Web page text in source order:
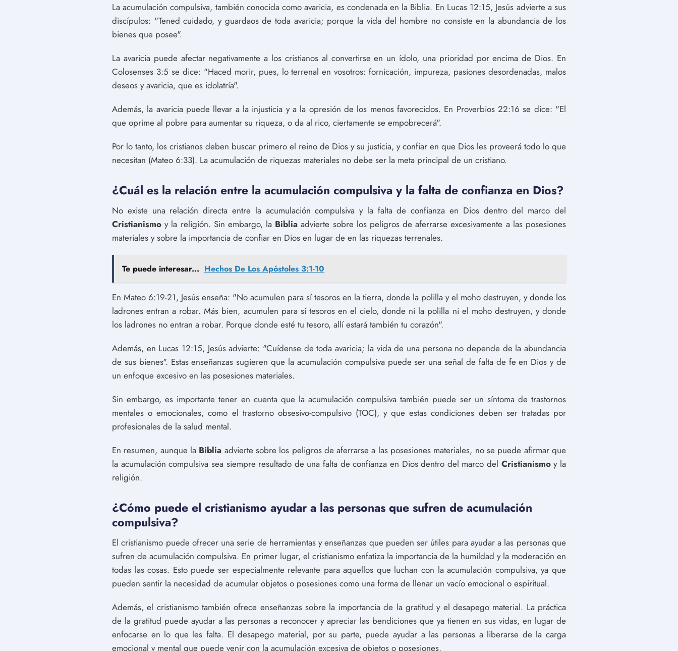
La acumulación compulsiva, también conocida como avaricia, es condenada en la Biblia. En Lucas 12:15, Jesús advierte a sus
discípulos: "Tened cuidado, y guardaos de toda avaricia; porque la vida del hombre no consiste en la abundancia de los
bienes que posee".
La avaricia puede afectar negativamente a los cristianos al convertirse en un ídolo, una prioridad por encima de Dios. En
Colosenses 3:5 se dice: "Haced morir, pues, lo terrenal en vosotros: fornicación, impureza, pasiones desordenadas, malos
deseos y avaricia, que es idolatría".
Además, la avaricia puede llevar a la injusticia y a la opresión de los menos favorecidos. En Proverbios 22:16 se dice: "El
que oprime al pobre para aumentar su riqueza, o da al rico, ciertamente se empobrecerá".
Por lo tanto, los cristianos deben buscar primero el reino de Dios y su justicia, y confiar en que Dios les proveerá todo lo que
necesitan (Mateo 6:33). La acumulación de riquezas materiales no debe ser la meta principal de un cristiano.
¿Cuál es la relación entre la acumulación compulsiva y la falta de confianza en Dios?
No existe una relación directa entre la acumulación compulsiva y la falta de confianza en Dios dentro del marco del
Cristianismo y la religión. Sin embargo, la Biblia advierte sobre los peligros de aferrarse excesivamente a las posesiones
materiales y sobre la importancia de confiar en Dios en lugar de en las riquezas terrenales.
Te puede interesar... Hechos De Los Apóstoles 3:1-10
En Mateo 6:19-21, Jesús enseña: "No acumulen para sí tesoros en la tierra, donde la polilla y el moho destruyen, y donde los
ladrones entran a robar. Más bien, acumulen para sí tesoros en el cielo, donde ni la polilla ni el moho destruyen, y donde
los ladrones no entran a robar. Porque donde esté tu tesoro, allí estará también tu corazón".
Además, en Lucas 12:15, Jesús advierte: "Cuídense de toda avaricia; la vida de una persona no depende de la abundancia
de sus bienes". Estas enseñanzas sugieren que la acumulación compulsiva puede ser una señal de falta de fe en Dios y de
un enfoque excesivo en las posesiones materiales.
Sin embargo, es importante tener en cuenta que la acumulación compulsiva también puede ser un síntoma de trastornos
mentales o emocionales, como el trastorno obsesivo-compulsivo (TOC), y que estas condiciones deben ser tratadas por
profesionales de la salud mental.
En resumen, aunque la Biblia advierte sobre los peligros de aferrarse a las posesiones materiales, no se puede afirmar que
la acumulación compulsiva sea siempre resultado de una falta de confianza en Dios dentro del marco del Cristianismoy la
religión.
¿Cómo puede el cristianismo ayudar a las personas que sufren de acumulación
compulsiva?
El cristianismo puede ofrecer una serie de herramientas y enseñanzas que pueden ser útiles para ayudar a las personas que
sufren de acumulación compulsiva. En primer lugar, el cristianismo enfatiza la importancia de la humildad y la moderación en
todas las cosas. Esto puede ser especialmente relevante para aquellos que luchan con la acumulación compulsiva, ya que
pueden sentir la necesidad de acumular objetos o posesiones como una forma de llenar un vacío emocional o espiritual.
Además, el cristianismo también ofrece enseñanzas sobre la importancia de la gratitud y el desapego material. La práctica
de la gratitud puede ayudar a las personas a reconocer y apreciar las bendiciones que ya tienen en sus vidas, en lugar de
enfocarse en lo que les falta. El desapego material, por su parte, puede ayudar a las personas a liberarse de la carga
emocional y mental que puede venir con la acumulación excesiva de objetos o posesiones.